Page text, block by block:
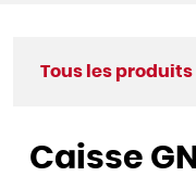
Tous les produits
Caisse